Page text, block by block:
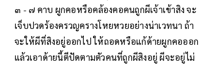
๓ - ๗ คาบ ผูกคอหรือคล้องคอคนถูกผีเจ้าเข้าสิง จะ
เจ็บปวดร้องครวญครางโหยหวยอย่างน่าเวทนา ถ้า
จะให้ผีที่สิงอยู่ออกไป ให้ถอดหรือแก้ด้ายผูกคอออก
แล้วเอาด้ายนี้ตีปัดตามตัวคนที่ถูกผีสิงอยู่ ผีจะอยู่ไม่